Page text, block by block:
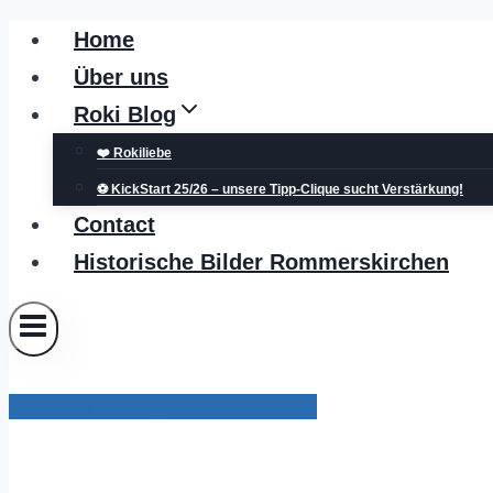
Zum
Inhalt
springen
Home
Über uns
Roki Blog
❤️ Rokiliebe
⚽ KickStart 25/26 – unsere Tipp-Clique sucht Verstärkung!
Contact
Historische Bilder Rommerskirchen